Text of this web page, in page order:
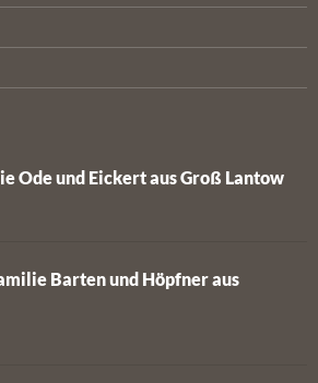
Ode und Eickert aus Groß Lantow
Barten und Höpfner aus